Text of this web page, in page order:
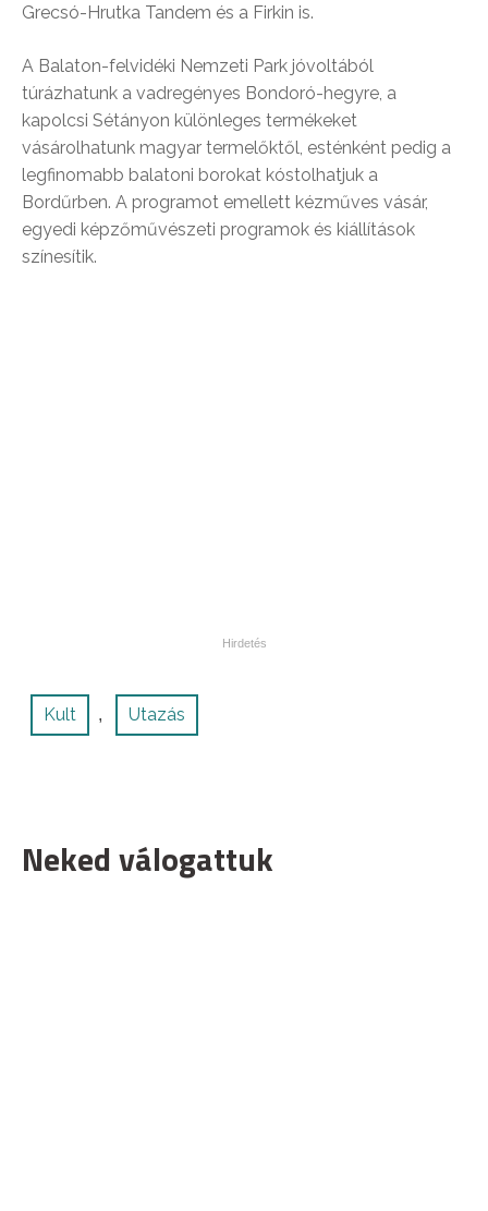
Grecsó-Hrutka Tandem és a Firkin is.
A Balaton-felvidéki Nemzeti Park jóvoltából
túrázhatunk a vadregényes Bondoró-hegyre, a
kapolcsi Sétányon különleges termékeket
vásárolhatunk magyar termelőktől, esténként pedig a
legfinomabb balatoni borokat kóstolhatjuk a
Bordűrben. A programot emellett kézműves vásár,
egyedi képzőművészeti programok és kiállítások
színesítik.
Kult , Utazás
Neked válogattuk